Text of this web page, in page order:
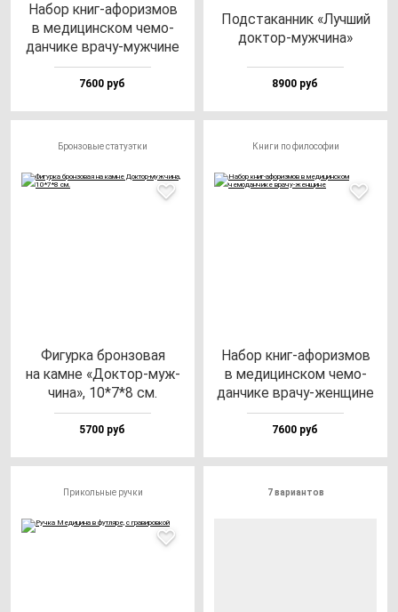
Набор книг-афо­риз­мов
в ме­ди­цин­ском че­мо­
дан­чи­ке вра­чу-муж­чи­не
7600 руб
Под­ста­кан­ник «Луч­ший
док­тор-муж­чи­на»
8900 руб
Бронзовые статуэтки
Фигур­ка брон­зо­вая
на кам­не «Док­тор-муж­
чи­на», 10*7*8 см.
5700 руб
Книги по философии
Набор книг-афо­риз­мов
в ме­ди­цин­ском че­мо­
дан­чи­ке вра­чу-жен­щи­не
7600 руб
Прикольные ручки 7 вариантов